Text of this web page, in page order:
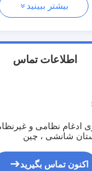
بیشتر ببینید
اطلاعات تماس
نوآوری ادغام نظامی و
شانشی ، چین
اکنون تماس بگیرید